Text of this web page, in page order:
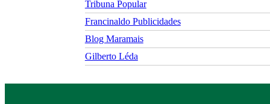
Tribuna Popular
Francinaldo Publicidades
Blog Maramais
Gilberto Léda